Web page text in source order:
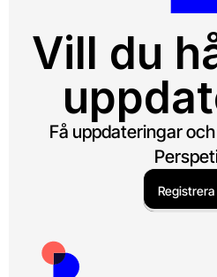
Vill du
Få uppdateringar
Registrera